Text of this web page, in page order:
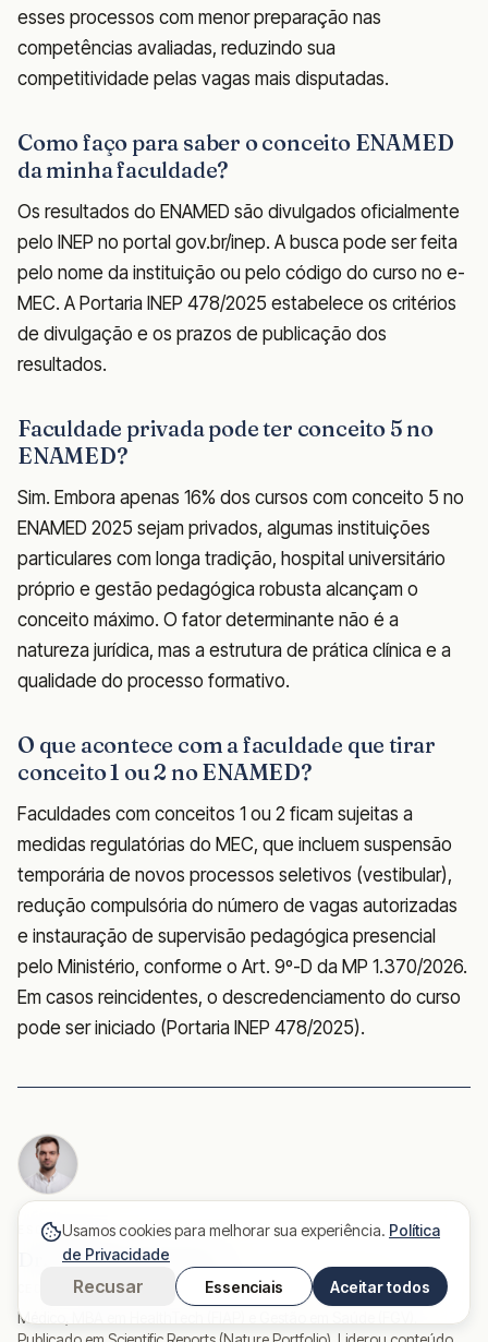
esses processos com menor preparação nas
competências avaliadas, reduzindo sua
competitividade pelas vagas mais disputadas.
Como faço para saber o conceito ENAMED
da minha faculdade?
Os resultados do ENAMED são divulgados oficialmente
pelo INEP no portal gov.br/inep. A busca pode ser feita
pelo nome da instituição ou pelo código do curso no e-
MEC. A Portaria INEP 478/2025 estabelece os critérios
de divulgação e os prazos de publicação dos
resultados.
Faculdade privada pode ter conceito 5 no
ENAMED?
Sim. Embora apenas 16% dos cursos com conceito 5 no
ENAMED 2025 sejam privados, algumas instituições
particulares com longa tradição, hospital universitário
próprio e gestão pedagógica robusta alcançam o
conceito máximo. O fator determinante não é a
natureza jurídica, mas a estrutura de prática clínica e a
qualidade do processo formativo.
O que acontece com a faculdade que tirar
conceito 1 ou 2 no ENAMED?
Faculdades com conceitos 1 ou 2 ficam sujeitas a
medidas regulatórias do MEC, que incluem suspensão
temporária de novos processos seletivos (vestibular),
redução compulsória do número de vagas autorizadas
e instauração de supervisão pedagógica presencial
pelo Ministério, conforme o Art. 9º-D da MP 1.370/2026.
Em casos reincidentes, o descredenciamento do curso
pode ser iniciado (Portaria INEP 478/2025).
ESCRITO POR
Dr. Matheus Ferreira
CEO E CO-FUNDADOR DO SPR MED · CRM-SP 206.304
Médico, MBA em HealthTech (FIAP) e Gestão em Saúde (FGV).
Usamos cookies para melhorar sua experiência. Política
de Privacidade
Recusar Essenciais Aceitar todos